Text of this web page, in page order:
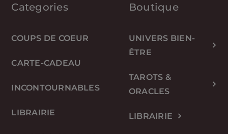
Categories
COUPS DE COEUR
CARTE-CADEAU
INCONTOURNABLES
LIBRAIRIE
Boutique
UNIVERS BIEN-
ÊTRE
TAROTS &
ORACLES
LIBRAIRIE